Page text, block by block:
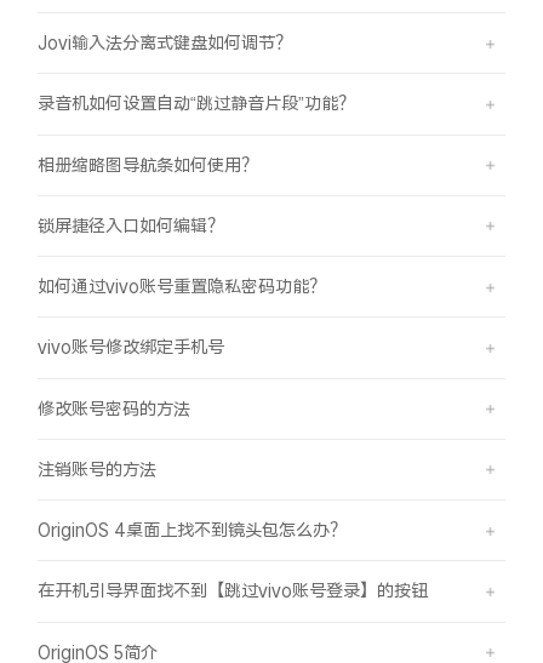
Jovi输入法分离式键盘如何调节？
录音机如何设置自动“跳过静音片段”功能？
相册缩略图导航条如何使用？
锁屏捷径入口如何编辑？
如何通过vivo账号重置隐私密码功能？
vivo账号修改绑定手机号
修改账号密码的方法
注销账号的方法
OriginOS 4桌面上找不到镜头包怎么办？
在开机引导界面找不到【跳过vivo账号登录】的按钮
OriginOS 5简介